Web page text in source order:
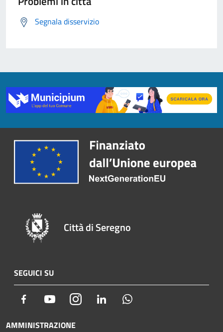
Segnala disservizio
Città di Seregno
SEGUICI SU
Facebook YoutubeInstagram LinkedIn
AMMINISTRAZIONE